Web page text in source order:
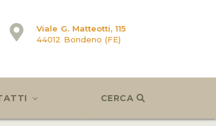
Viale G. Matteotti, 115
44012 Bondeno (FE)
CERCA